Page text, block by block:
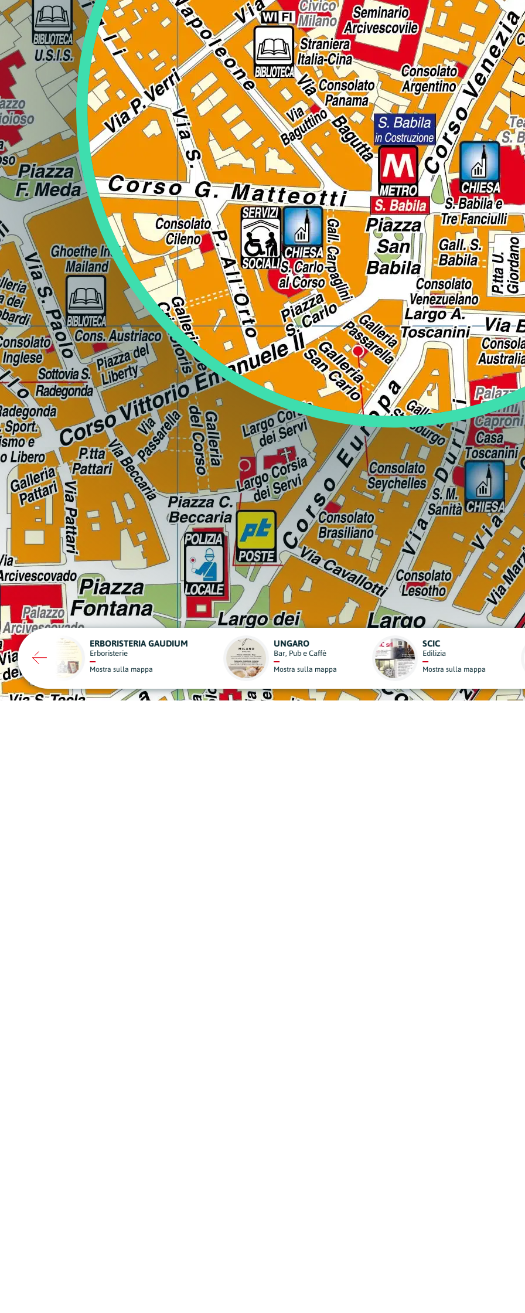
Regione
Sicilia
Regione
Toscana
Regione
Trentino-Alto Adige
Regione
Umbria
Regione
Veneto
Regione
UNGARO
Bar, Pub e Caffè
Mostra sulla mappa Mostra sulla mappa
Medicine Alternative
Mostra sulla mappa